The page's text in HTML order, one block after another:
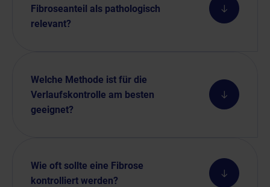
Fibroseanteil als pathologisch
relevant?
Welche Methode ist für die
Verlaufskontrolle am besten
geeignet?
Wie oft sollte eine Fibrose
kontrolliert werden?